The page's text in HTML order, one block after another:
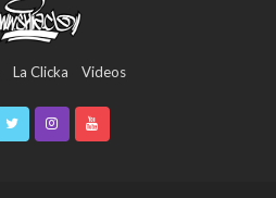
La Clicka Videos